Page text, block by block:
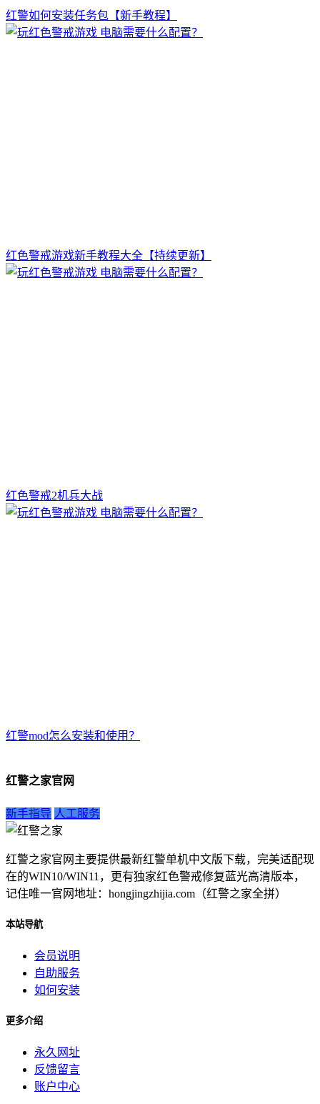
红警如何安装任务包【新手教程】
红色警戒游戏新手教程大全【持续更新】
红色警戒2机兵大战
红警mod怎么安装和使用？
红警之家官网
新手指导 人工服务
红警之家官网主要提供最新红警单机中文版下载，完美适配现
在的WIN10/WIN11，更有独家红色警戒修复蓝光高清版本，
记住唯一官网地址：hongjingzhijia.com（红警之家全拼）
本站导航
会员说明
自助服务
如何安装
更多介绍
永久网址
反馈留言
账户中心